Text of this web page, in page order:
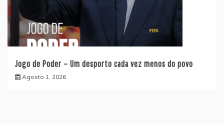
Jogo de Poder – Um desporto cada vez menos do povo
Agosto 1, 2026